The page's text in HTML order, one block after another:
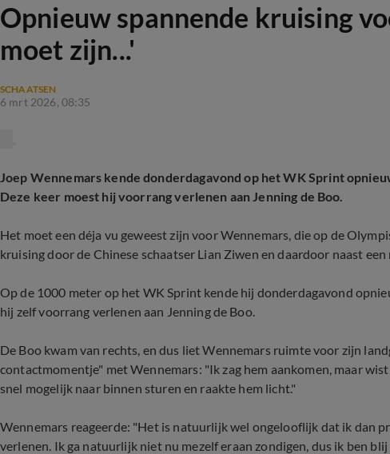
Opnieuw spannende kruising
moet zijn...'
SCHAATSEN
6 mrt 2026, 08:35
Joep Wennemars kende donderdagavond op het WK Sprint
Deze keer moest hij voorrang verlenen aan Jenning de Boo.
Het moet een déja vu geweest zijn voor Wennemars, die op de
kruising door de Chinese schaatser Lian Ziwen en daardoor naast een
Op de 1000 meter op het WK Sprint kende hij donderdagavond
hij zelf voorrang verlenen aan Jenning de Boo.
De Boo kwam van rechts, en dus liet Wennemars ruimte voor zijn
contactmomentje" met Wennemars: "Ik zag hem aankomen, maar
snel mogelijk naar binnen sturen en raakte hem licht."
Wennemars reageerde: "Het is natuurlijk wel ongelooflijk dat ik dan
verlenen. Ik ga natuurlijk niet nu mezelf eraan zondigen, dus ik ben